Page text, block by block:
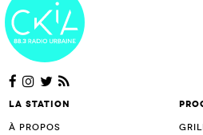
La station
À propos